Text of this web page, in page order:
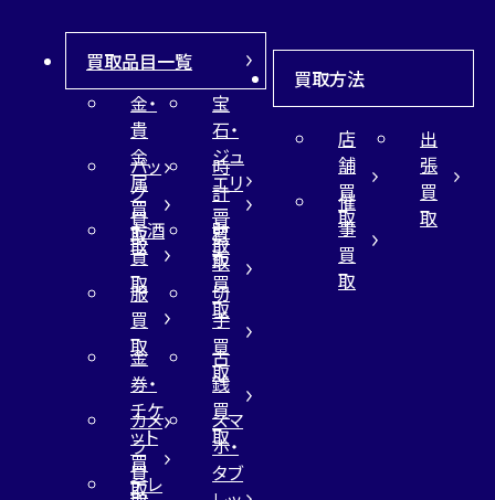
買取品目一覧
金・
貴
金
属
買
取
宝
石・
ジュ
エリ
ー
買
取
バッ
グ
買
取
時
計
買
取
お酒
買
取
財
布
買
取
服
買
取
切
手
買
取
金
券・
チケ
ット
買
取
古
銭
買
取
カメ
ラ
買
スマ
ホ・
タブ
テレ
買取方法
店
舗
買
取
出
張
買
取
催
事
買
取